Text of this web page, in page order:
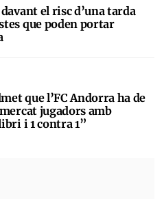
el risc d’una tarda
que poden portar
que l’FC Andorra ha de
jugadors amb
i 1 contra 1”